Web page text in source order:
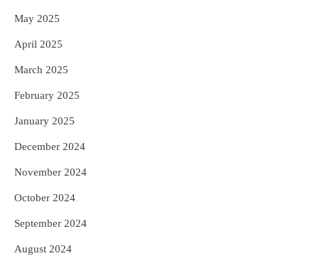
May 2025
April 2025
March 2025
February 2025
January 2025
December 2024
November 2024
October 2024
September 2024
August 2024